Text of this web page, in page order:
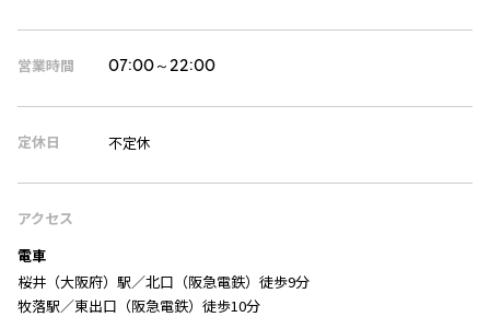
営業時間 07:00～22:00
定休日 不定休
アクセス
電車
桜井（大阪府）駅／北口（阪急電鉄）徒歩9分
牧落駅／東出口（阪急電鉄）徒歩10分